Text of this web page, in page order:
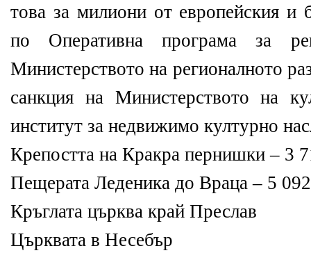
това за милиони от европейския и
по Оперативна програма за
Министерството на регионалното
санкция на Министерството на
институт за недвижимо културно
Крепостта на Кракра пернишки – 3
Пещерата Леденика до Враца – 5
Кръглата църква край Преслав
Църквата в Несебър